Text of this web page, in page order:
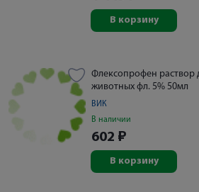
В корзину
Флексопрофен раствор
животных фл. 5% 50мл
ВИК
В наличии
602 ₽
В корзину